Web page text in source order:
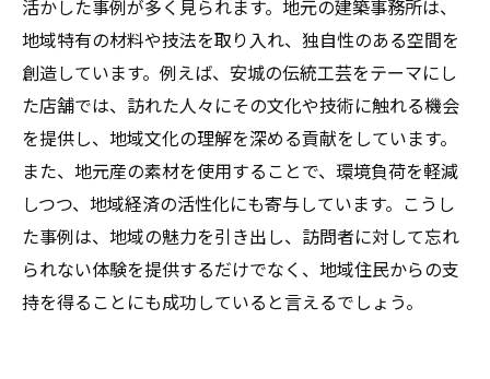
活かした事例が多く見られます。地元の建築事務所は、
地域特有の材料や技法を取り入れ、独自性のある空間を
創造しています。例えば、安城の伝統工芸をテーマにし
た店舗では、訪れた人々にその文化や技術に触れる機会
を提供し、地域文化の理解を深める貢献をしています。
また、地元産の素材を使用することで、環境負荷を軽減
しつつ、地域経済の活性化にも寄与しています。こうし
た事例は、地域の魅力を引き出し、訪問者に対して忘れ
られない体験を提供するだけでなく、地域住民からの支
持を得ることにも成功していると言えるでしょう。